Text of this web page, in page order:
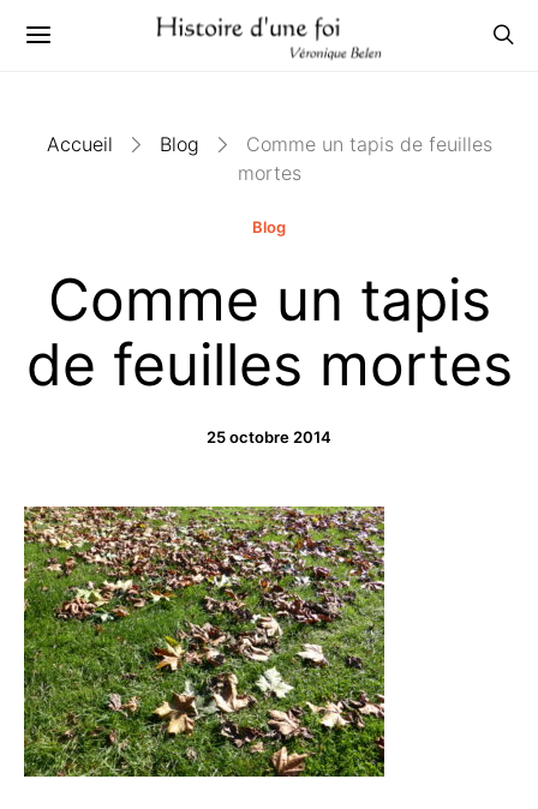
Accueil Blog
Comme un tapis de feuilles
mortes
Blog
Comme un tapis
de feuilles mortes
25 octobre 2014